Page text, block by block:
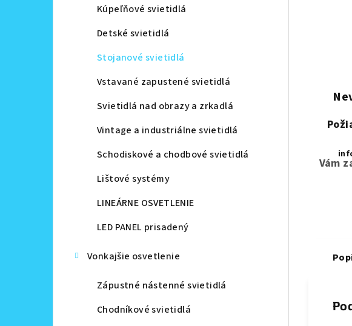
Kúpeľňové svietidlá
Detské svietidlá
Stojanové svietidlá
Vstavané zapustené svietidlá
Svietidlá nad obrazy a zrkadlá
Vintage a industriálne svietidlá
Schodiskové a chodbové svietidlá
Lištové systémy
LINEÁRNE OSVETLENIE
LED PANEL prisadený
Vonkajšie osvetlenie
Zápustné nástenné svietidlá
Chodníkové svietidlá
Vám